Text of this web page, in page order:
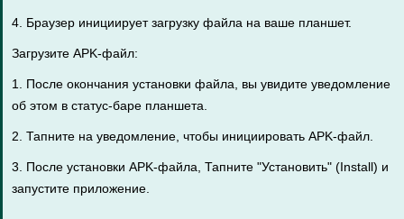
4. Браузер инициирует загрузку файла на ваше планшет.
Загрузите APK-файл:
1. После окончания установки файла, вы увидите уведомление
об этом в статус-баре планшета.
2. Тапните на уведомление, чтобы инициировать APK-файл.
3. После установки APK-файла, Тапните "Установить" (Install) и
запустите приложение.